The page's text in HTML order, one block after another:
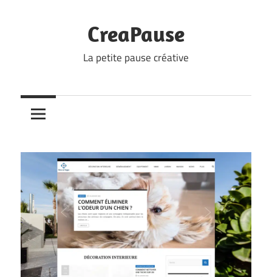
CreaPause
La petite pause créative